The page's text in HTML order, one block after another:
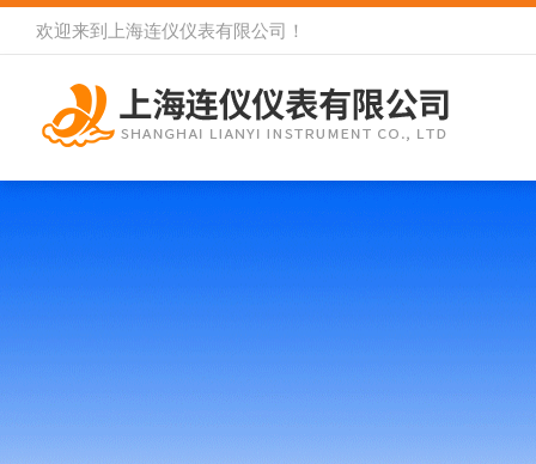
欢迎来到 上海连仪仪表有限公司 ！